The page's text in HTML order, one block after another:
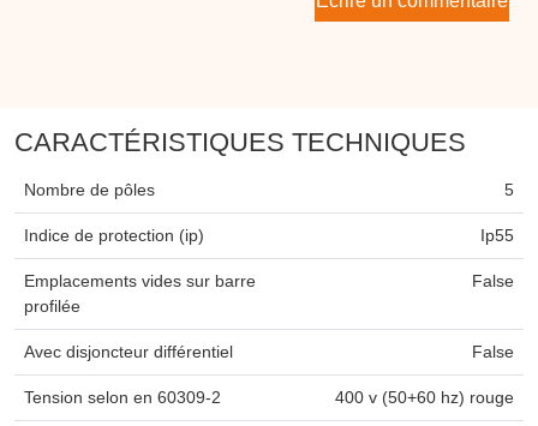
CARACTÉRISTIQUES TECHNIQUES
Nombre de pôles 5
Indice de protection (ip) Ip55
Emplacements vides sur barre
profilée
False
Avec disjoncteur différentiel False
Tension selon en 60309-2 400 v (50+60 hz) rouge